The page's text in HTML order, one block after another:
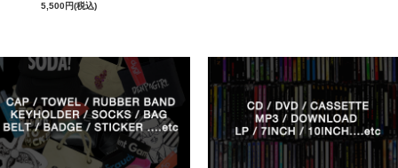
5,500円(税込)